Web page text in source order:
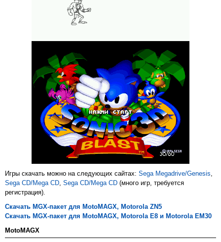
Игры скачать можно на следующих сайтах: Sega Megadrive/Genesis,
Sega CD/Mega CD, Sega CD/Mega CD (много игр, требуется
регистрация).
Скачать MGX-пакет для MotoMAGX, Motorola ZN5
Скачать MGX-пакет для MotoMAGX, Motorola E8 и Motorola EM30
MotoMAGX